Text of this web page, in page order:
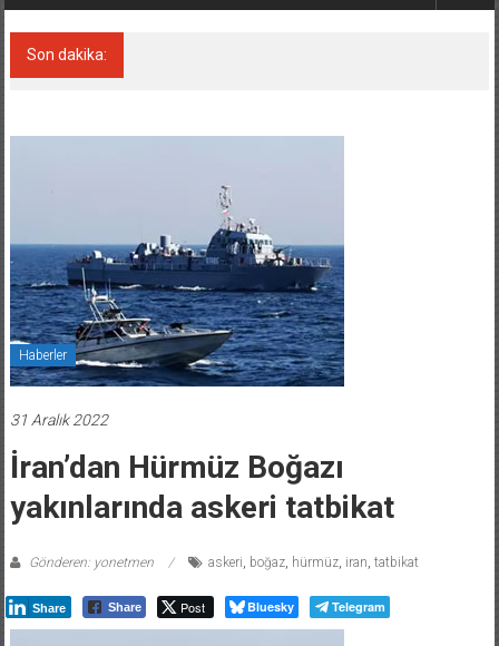
Son dakika:
Haberler
31 Aralık 2022
İran’dan Hürmüz Boğazı
yakınlarında askeri tatbikat
Gönderen: yonetmen askeri, boğaz, hürmüz, iran, tatbikat
Share Share Post Bluesky Telegram